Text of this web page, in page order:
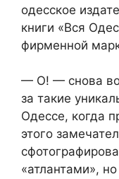
одесское
книги «Вся
фирменной
— О! — снова
за такие
Одессе, когда
этого
«атлантами»,